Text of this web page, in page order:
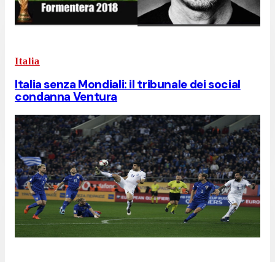
Italia
Italia senza Mondiali: il tribunale dei social
condanna Ventura